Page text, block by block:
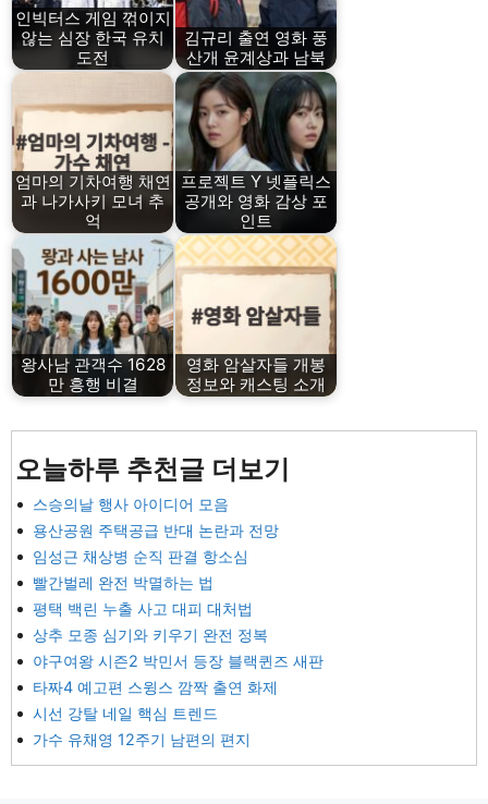
인빅터스 게임 꺾이지
않는 심장 한국 유치
도전
김규리 출연 영화 풍
산개 윤계상과 남북
엄마의 기차여행 채연
과 나가사키 모녀 추
억
프로젝트 Y 넷플릭스
공개와 영화 감상 포
인트
왕사남 관객수 1628
만 흥행 비결
영화 암살자들 개봉
정보와 캐스팅 소개
오늘하루 추천글 더보기
스승의날 행사 아이디어 모음
용산공원 주택공급 반대 논란과 전망
임성근 채상병 순직 판결 항소심
빨간벌레 완전 박멸하는 법
평택 백린 누출 사고 대피 대처법
상추 모종 심기와 키우기 완전 정복
야구여왕 시즌2 박민서 등장 블랙퀸즈 새판
타짜4 예고편 스윙스 깜짝 출연 화제
시선 강탈 네일 핵심 트렌드
가수 유채영 12주기 남편의 편지